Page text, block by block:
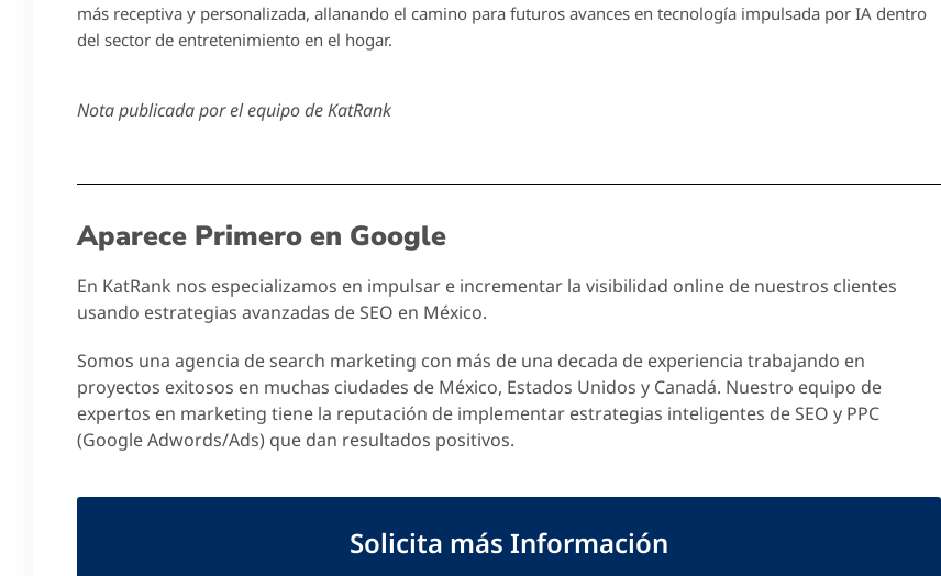
más receptiva y personalizada, allanando el camino para futuros avances en tecnología impulsada por IA dentro
del sector de entretenimiento en el hogar.
Nota publicada por el equipo de KatRank
Aparece Primero en Google
En KatRank nos especializamos en impulsar e incrementar la visibilidad online de nuestros clientes
usando estrategias avanzadas de SEO en México.
Somos una agencia de search marketing con más de una decada de experiencia trabajando en
proyectos exitosos en muchas ciudades de México, Estados Unidos y Canadá. Nuestro equipo de
expertos en marketing tiene la reputación de implementar estrategias inteligentes de SEO y PPC
(Google Adwords/Ads) que dan resultados positivos.
Solicita más Información